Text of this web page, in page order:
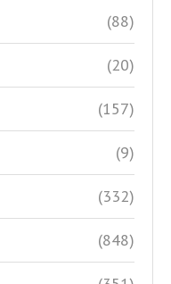
(88)
(20)
(157)
(9)
(332)
(848)